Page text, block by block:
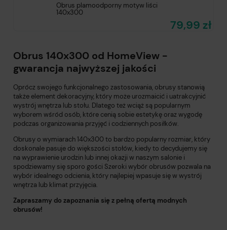
Obrus plamoodporny motyw liści
140x300
79,99 zł
Obrus 140x300 od HomeView -
gwarancja najwyższej jakości
Oprócz swojego funkcjonalnego zastosowania, obrusy stanowią
także element dekoracyjny, który może urozmaicić i uatrakcyjnić
wystrój wnętrza lub stołu. Dlatego też wciąż są popularnym
wyborem wśród osób, które cenią sobie estetykę oraz wygodę
podczas organizowania przyjęć i codziennych posiłków.
Obrusy o wymiarach 140x300 to bardzo popularny rozmiar, który
doskonale pasuje do większości stołów, kiedy to decydujemy się
na wyprawienie urodzin lub innej okazji w naszym salonie i
spodziewamy się sporo gości Szeroki wybór obrusów pozwala na
wybór idealnego odcienia, który najlepiej wpasuje się w wystrój
wnętrza lub klimat przyjęcia.
Zapraszamy do zapoznania się z pełną ofertą modnych
obrusów!